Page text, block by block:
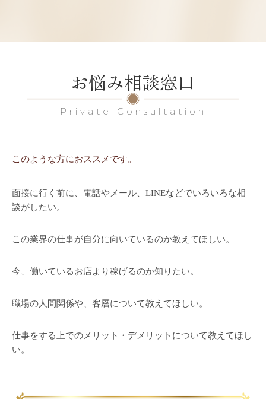
お悩み相談窓口
Private Consultation
このような方におススメです。
面接に行く前に、電話やメール、LINEなどでいろいろな相
談がしたい。
この業界の仕事が自分に向いているのか教えてほしい。
今、働いているお店より稼げるのか知りたい。
職場の人間関係や、客層について教えてほしい。
仕事をする上でのメリット・デメリットについて教えてほし
い。